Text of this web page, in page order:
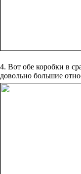
4. Вот обе коробки в
довольно большие